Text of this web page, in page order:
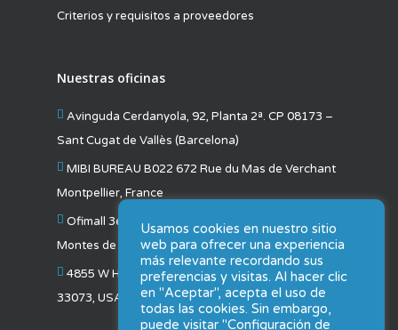
Criterios y requisitos a proveedores
Nuestras oficinas
Avinguda Cerdanyola, 92, Planta 2ª. CP 08173 –
Sant Cugat de Vallès (Barcelona)
MIBI BUREAU B022 672 Rue du Mas de Verchant
Montpellier, France
Ofimall 3er Piso, Oficina #57 San Pedro de
Montes de Oca San José, Costa Rica
4855 W Hillsboro Blvd b3 Coconut Creek, FL
33073, USA
Usamos cookies en nuestro sitio
web para ofrecer una experiencia
más relevante recordando sus
preferencias y visitas. Al hacer clic
en "Aceptar", acepta el uso de
todas las cookies. Sin embargo,
puede visitar "Configuración de